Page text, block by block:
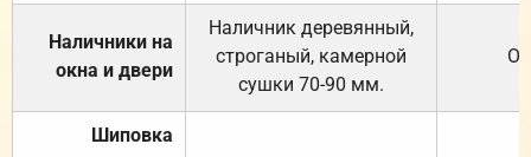
Наличники на
окна и двери
Наличник деревянный,
строганый, камерной
сушки 70-90 мм.
Шиповка